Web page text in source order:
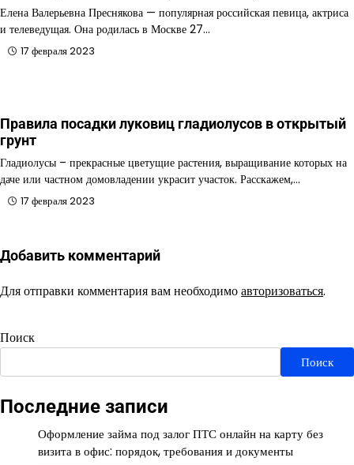
Елена Валерьевна Преснякова — популярная российская певица, актриса
и телеведущая. Она родилась в Москве 27…
17 февраля 2023
Правила посадки луковиц гладиолусов в открытый
грунт
Гладиолусы – прекрасные цветущие растения, выращивание которых на
даче или частном домовладении украсит участок. Расскажем,…
17 февраля 2023
Добавить комментарий
Для отправки комментария вам необходимоавторизоваться.
Поиск
Поиск
Последние записи
Оформление займа под залог ПТС онлайн на карту без
визита в офис: порядок, требования и документы